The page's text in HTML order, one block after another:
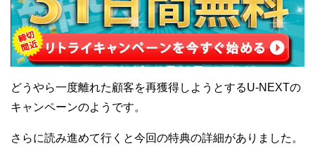
どうやら一度離れた顧客を再獲得しようとするU-NEXTの
キャンペーンのようです。
さらに読み進めて行くと今回の特典の詳細がありました。